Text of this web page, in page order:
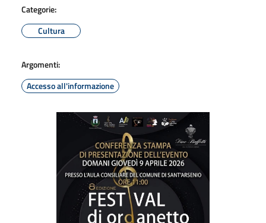
Categorie:
Cultura
Argomenti:
Accesso all'informazione